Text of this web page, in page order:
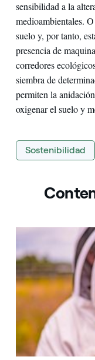
sensibilidad a la
medioambientales.
suelo y, por tanto,
presencia de
corredores
siembra de
permiten la
oxigenar el suelo y
Sostenibilidad